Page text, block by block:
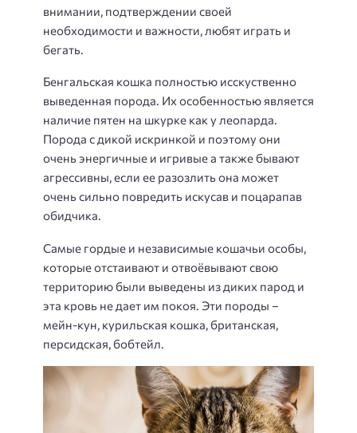
внимании, подтверждении своей
необходимости и важности, любят играть и
бегать.
Бенгальская кошка полностью исскуственно
выведенная порода. Их особенностью является
наличие пятен на шкурке как у леопарда.
Порода с дикой искринкой и поэтому они
очень энергичные и игривые а также бывают
агрессивны, если ее разозлить она может
очень сильно повредить искусав и поцарапав
обидчика.
Самые гордые и независимые кошачьи особы,
которые отстаивают и отвоёвывают свою
территорию были выведены из диких парод и
эта кровь не дает им покоя. Эти породы –
мейн-кун, курильская кошка, британская,
персидская, бобтейл.